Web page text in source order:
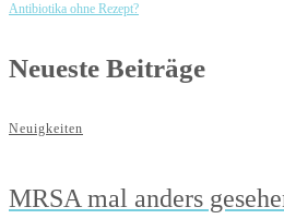
Antibiotika ohne Rezept?
Neueste Beiträge
Neuigkeiten
MRSA mal anders